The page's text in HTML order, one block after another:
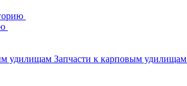
удилищам Запчасти к карповым удилищам